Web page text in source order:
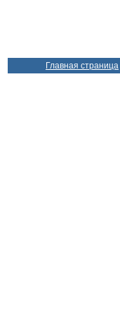
Главная страница